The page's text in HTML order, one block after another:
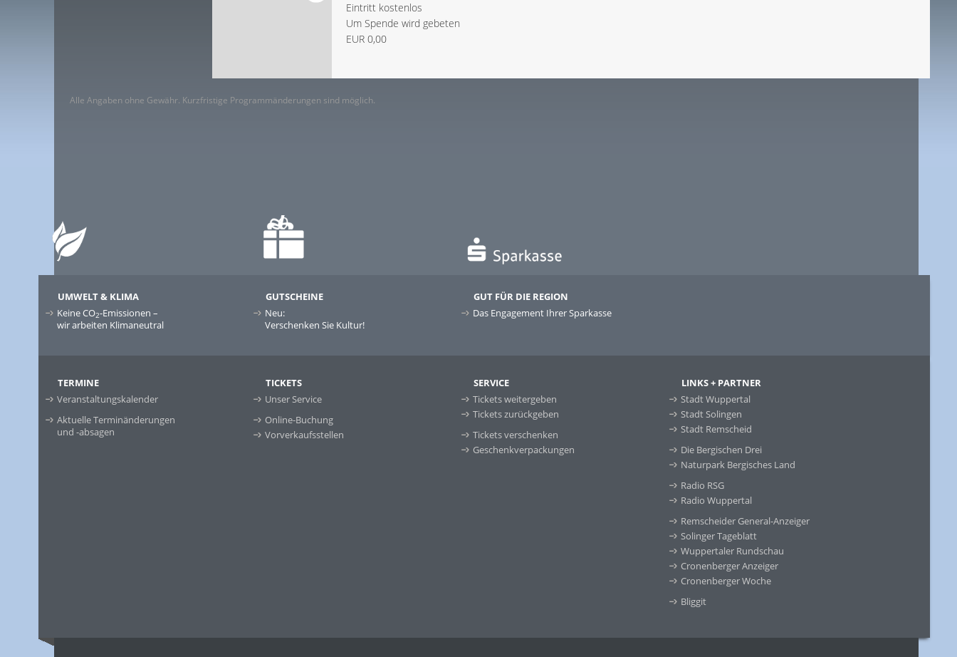
Eintritt kostenlos
Um Spende wird gebeten
EUR 0,00
Alle Angaben ohne Gewähr. Kurzfristige Programmänderungen sind möglich.
UMWELT & KLIMA
Keine CO2-Emissionen –
wir arbeiten Klimaneutral
GUTSCHEINE
Neu:
Verschenken Sie Kultur!
GUT FÜR DIE REGION
Das Engagement Ihrer Sparkasse
TERMINE
Veranstaltungskalender
Aktuelle Terminänderungen
und -absagen
TICKETS
Unser Service
Online-Buchung
Vorverkaufsstellen
SERVICE
Tickets weitergeben
Tickets zurückgeben
Tickets verschenken
Geschenkverpackungen
LINKS + PARTNER
Stadt Wuppertal
Stadt Solingen
Stadt Remscheid
Die Bergischen Drei
Naturpark Bergisches Land
Radio RSG
Radio Wuppertal
Remscheider General-Anzeiger
Solinger Tageblatt
Wuppertaler Rundschau
Cronenberger Anzeiger
Cronenberger Woche
Bliggit